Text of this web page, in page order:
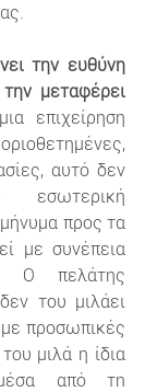
την ευθύνη
μεταφέρει
επιχείρηση
αυτό δεν
εσωτερική
προς τα
με συνέπεια
Ο πελάτης
του μιλάει
προσωπικές
μιλά η ίδια
από τη